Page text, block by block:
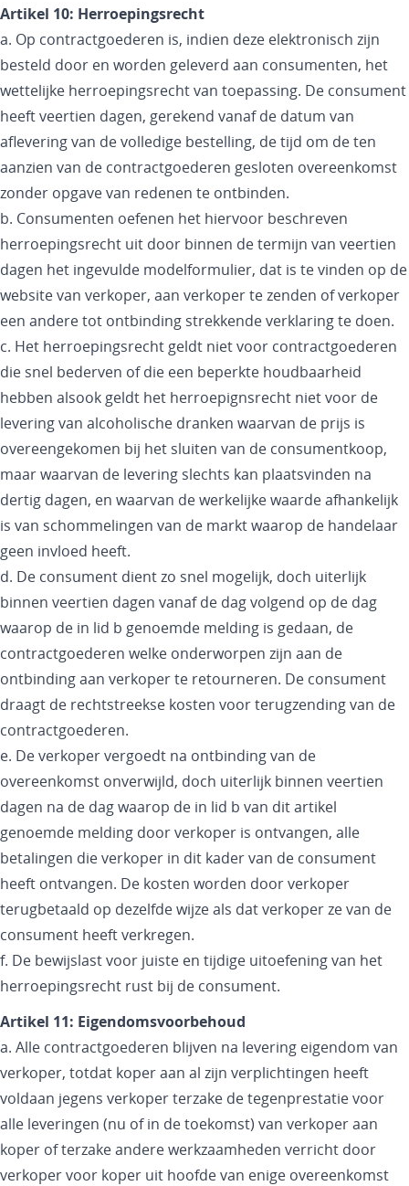
Artikel 10: Herroepingsrecht
a. Op contractgoederen is, indien deze elektronisch zijn
besteld door en worden geleverd aan consumenten, het
wettelijke herroepingsrecht van toepassing. De consument
heeft veertien dagen, gerekend vanaf de datum van
aflevering van de volledige bestelling, de tijd om de ten
aanzien van de contractgoederen gesloten overeenkomst
zonder opgave van redenen te ontbinden.
b. Consumenten oefenen het hiervoor beschreven
herroepingsrecht uit door binnen de termijn van veertien
dagen het ingevulde modelformulier, dat is te vinden op de
website van verkoper, aan verkoper te zenden of verkoper
een andere tot ontbinding strekkende verklaring te doen.
c. Het herroepingsrecht geldt niet voor contractgoederen
die snel bederven of die een beperkte houdbaarheid
hebben alsook geldt het herroepignsrecht niet voor de
levering van alcoholische dranken waarvan de prijs is
overeengekomen bij het sluiten van de consumentkoop,
maar waarvan de levering slechts kan plaatsvinden na
dertig dagen, en waarvan de werkelijke waarde afhankelijk
is van schommelingen van de markt waarop de handelaar
geen invloed heeft.
d. De consument dient zo snel mogelijk, doch uiterlijk
binnen veertien dagen vanaf de dag volgend op de dag
waarop de in lid b genoemde melding is gedaan, de
contractgoederen welke onderworpen zijn aan de
ontbinding aan verkoper te retourneren. De consument
draagt de rechtstreekse kosten voor terugzending van de
contractgoederen.
e. De verkoper vergoedt na ontbinding van de
overeenkomst onverwijld, doch uiterlijk binnen veertien
dagen na de dag waarop de in lid b van dit artikel
genoemde melding door verkoper is ontvangen, alle
betalingen die verkoper in dit kader van de consument
heeft ontvangen. De kosten worden door verkoper
terugbetaald op dezelfde wijze als dat verkoper ze van de
consument heeft verkregen.
f. De bewijslast voor juiste en tijdige uitoefening van het
herroepingsrecht rust bij de consument.
Artikel 11: Eigendomsvoorbehoud
a. Alle contractgoederen blijven na levering eigendom van
verkoper, totdat koper aan al zijn verplichtingen heeft
voldaan jegens verkoper terzake de tegenprestatie voor
alle leveringen (nu of in de toekomst) van verkoper aan
koper of terzake andere werkzaamheden verricht door
verkoper voor koper uit hoofde van enige overeenkomst